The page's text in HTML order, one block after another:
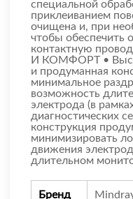
специальной
приклеиванием
очищена и, при
чтобы обеспечить
контактную
И КОМФОРТ •
и продуманная
минимальное
возможность
электрода (в
диагностических
конструкция
минимизировать
движения
длительном
Бренд